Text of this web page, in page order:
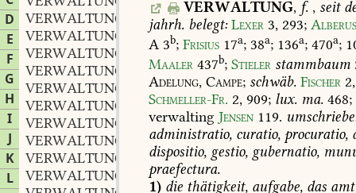
D
E
F
G
H
I
J
K
L
VERWALTUNGSACTEN
VERWALTUNGSAMT
VERWALTUNGSANSCHLAG
VERWALTUNGSAPPARAT
VERWALTUNGSAUFGABE
VERWALTUNGSAUFWAND
VERWALTUNGSBEAMTE
VERWALTUNGSBEFUGNIS
VERWALTUNGSBEHÖRDE
VERWALTUNGSBEREICH
VERWALTUNG, f. , seit
jahrh. belegt: Lexer 3, 293;
A 3b; Frisius 17a; 38a; 136a; 470a;
Maaler 437b; Stieler stammbaum
Adelung, Campe; schwäb. Fischer 2,
Schmeller-Fr. 2, 909; lux. ma. 468;
verwalting Jensen 119.
administratio, curatio, procuratio,
dispositio, gestio, gubernatio,
praefectura.
1) die thätigkeit, aufgabe, das amt